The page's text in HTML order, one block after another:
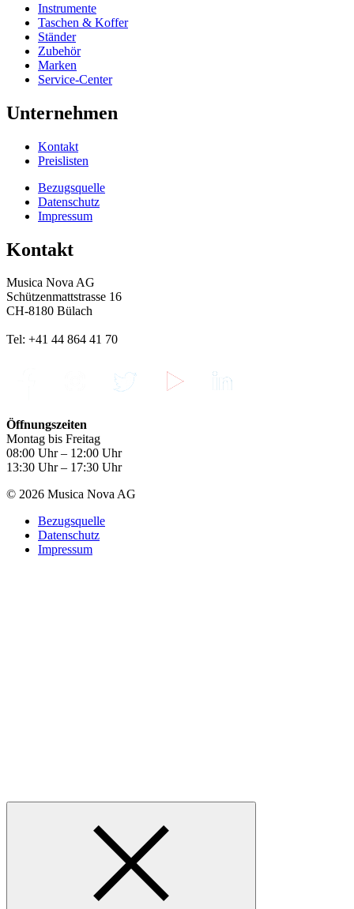
Instrumente
Taschen & Koffer
Ständer
Zubehör
Marken
Service-Center
Unternehmen
Kontakt
Preislisten
Bezugsquelle
Datenschutz
Impressum
Kontakt
Musica Nova AG
Schützenmattstrasse 16
CH-8180 Bülach
Tel: +41 44 864 41 70
Öffnungszeiten
Montag bis Freitag
08:00 Uhr – 12:00 Uhr
13:30 Uhr – 17:30 Uhr
© 2026 Musica Nova AG
Bezugsquelle
Datenschutz
Impressum